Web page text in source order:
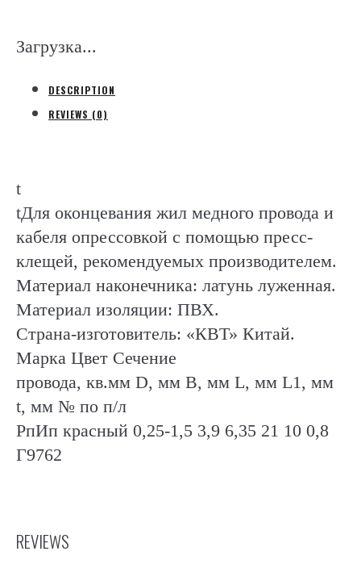
(КВТ)
Загрузка...
DESCRIPTION
REVIEWS (0)
t
tДля оконцевания жил медного провода и
кабеля опрессовкой с помощью пресс-
клещей, рекомендуемых производителем.
Материал наконечника: латунь луженная.
Материал изоляции: ПВХ.
Страна-изготовитель: «КВТ» Китай.
Марка Цвет Сечение
провода, кв.мм D, мм B, мм L, мм L1, мм
t, мм № по п/л
РпИп красный 0,25-1,5 3,9 6,35 21 10 0,8
Г9762
REVIEWS